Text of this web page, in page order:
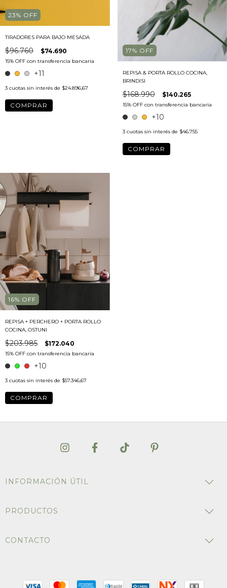
23% OFF
TIRADORES PARA BAJO MESADA
$96.760 $74.690
+11
3 cuotas sin interés de $24.896,67
COMPRAR
17% OFF
REPISA & PORTA ROLLO COCINA,
BRINDISI
$168.990 $140.265
+10
3 cuotas sin interés de $46.755
COMPRAR
16% OFF
REPISA + PERCHERO + PORTA ROLLO
COCINA, OSTUNI
$203.985 $172.040
+10
3 cuotas sin interés de $57.346,67
COMPRAR
INFORMACIÓN ÚTIL
PRODUCTOS
CONTACTO